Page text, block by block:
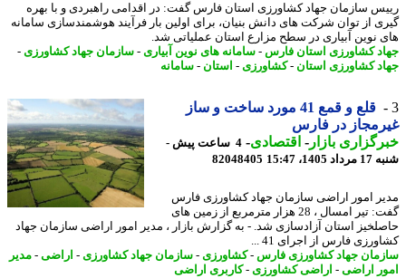
سازمان جهاد کشاورزی استان فارس گفت: در اقدامی راهبردی و با بهره
از توان شرکت های دانش بنیان، برای اولین بار فرآیند هوشمندسازی سامانه
نوین آبیاری در سطح مزارع استان عملیاتی شد.
کشاورزی استان فارس-سامانه های نوین آبیاری- سازمان جهاد کشاورزی-
کشاورزی استان-کشاورزی- استان-سامانه
قلع و قمع 41 مورد ساخت و ساز
در فارس
بازار- اقتصادی- 4 ساعت پیش -
15:47
82048405
امور اراضی سازمان جهاد کشاورزی فارس
گفت: تیر امسال ، 28 هزار مترمربع از زمین های
استان آزادسازی شد. - به گزارش بازار ، مدیر امور اراضی سازمان جهاد
فارس از اجرای 41 ...
جهاد کشاورزی فارس-کشاورزی- سازمان جهاد کشاورزی- اراضی -مدیر
اراضی -اراضی کشاورزی- کاربری اراضی